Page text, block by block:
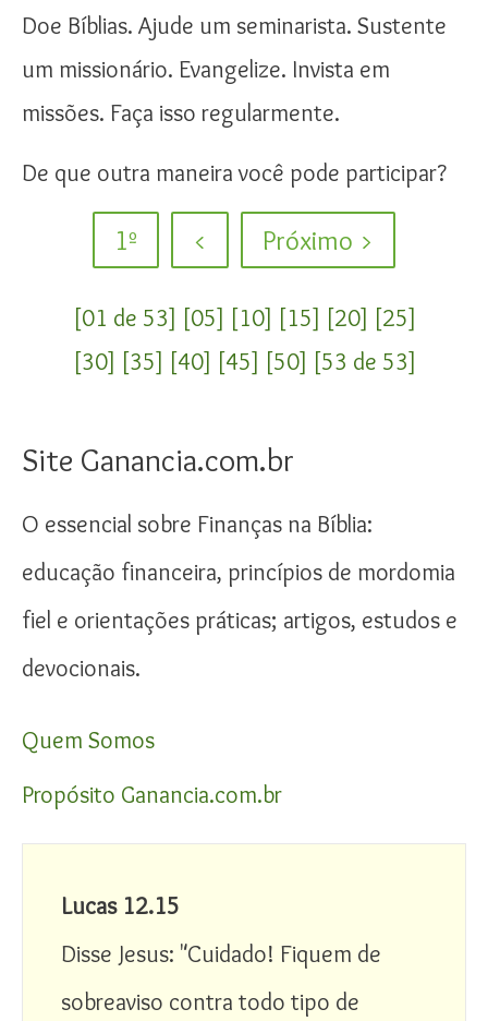
Doe Bíblias. Ajude um seminarista. Sustente
um missionário. Evangelize. Invista em
missões. Faça isso regularmente.
De que outra maneira você pode participar?
1º < Próximo >
[01 de 53] [05] [10] [15] [20] [25]
[30] [35] [40] [45] [50] [53 de 53]
Site Ganancia.com.br
O essencial sobre Finanças na Bíblia:
educação financeira, princípios de mordomia
fiel e orientações práticas; artigos, estudos e
devocionais.
Quem Somos
Propósito Ganancia.com.br
Lucas 12.15
Disse Jesus: "Cuidado! Fiquem de
sobreaviso contra todo tipo de